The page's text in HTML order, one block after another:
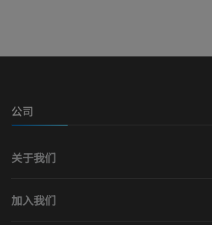
公司
关于我们
加入我们